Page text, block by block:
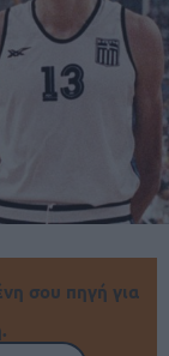
σου πηγή για